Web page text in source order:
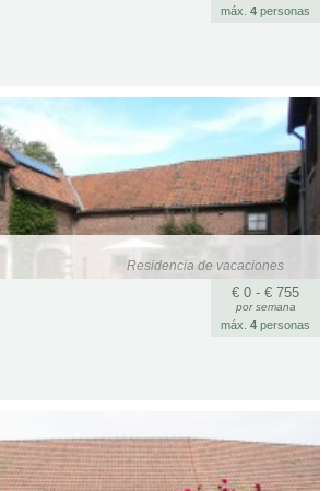
máx. 4 personas
Residencia de vacaciones
€ 0 - € 755
por semana
máx. 4 personas